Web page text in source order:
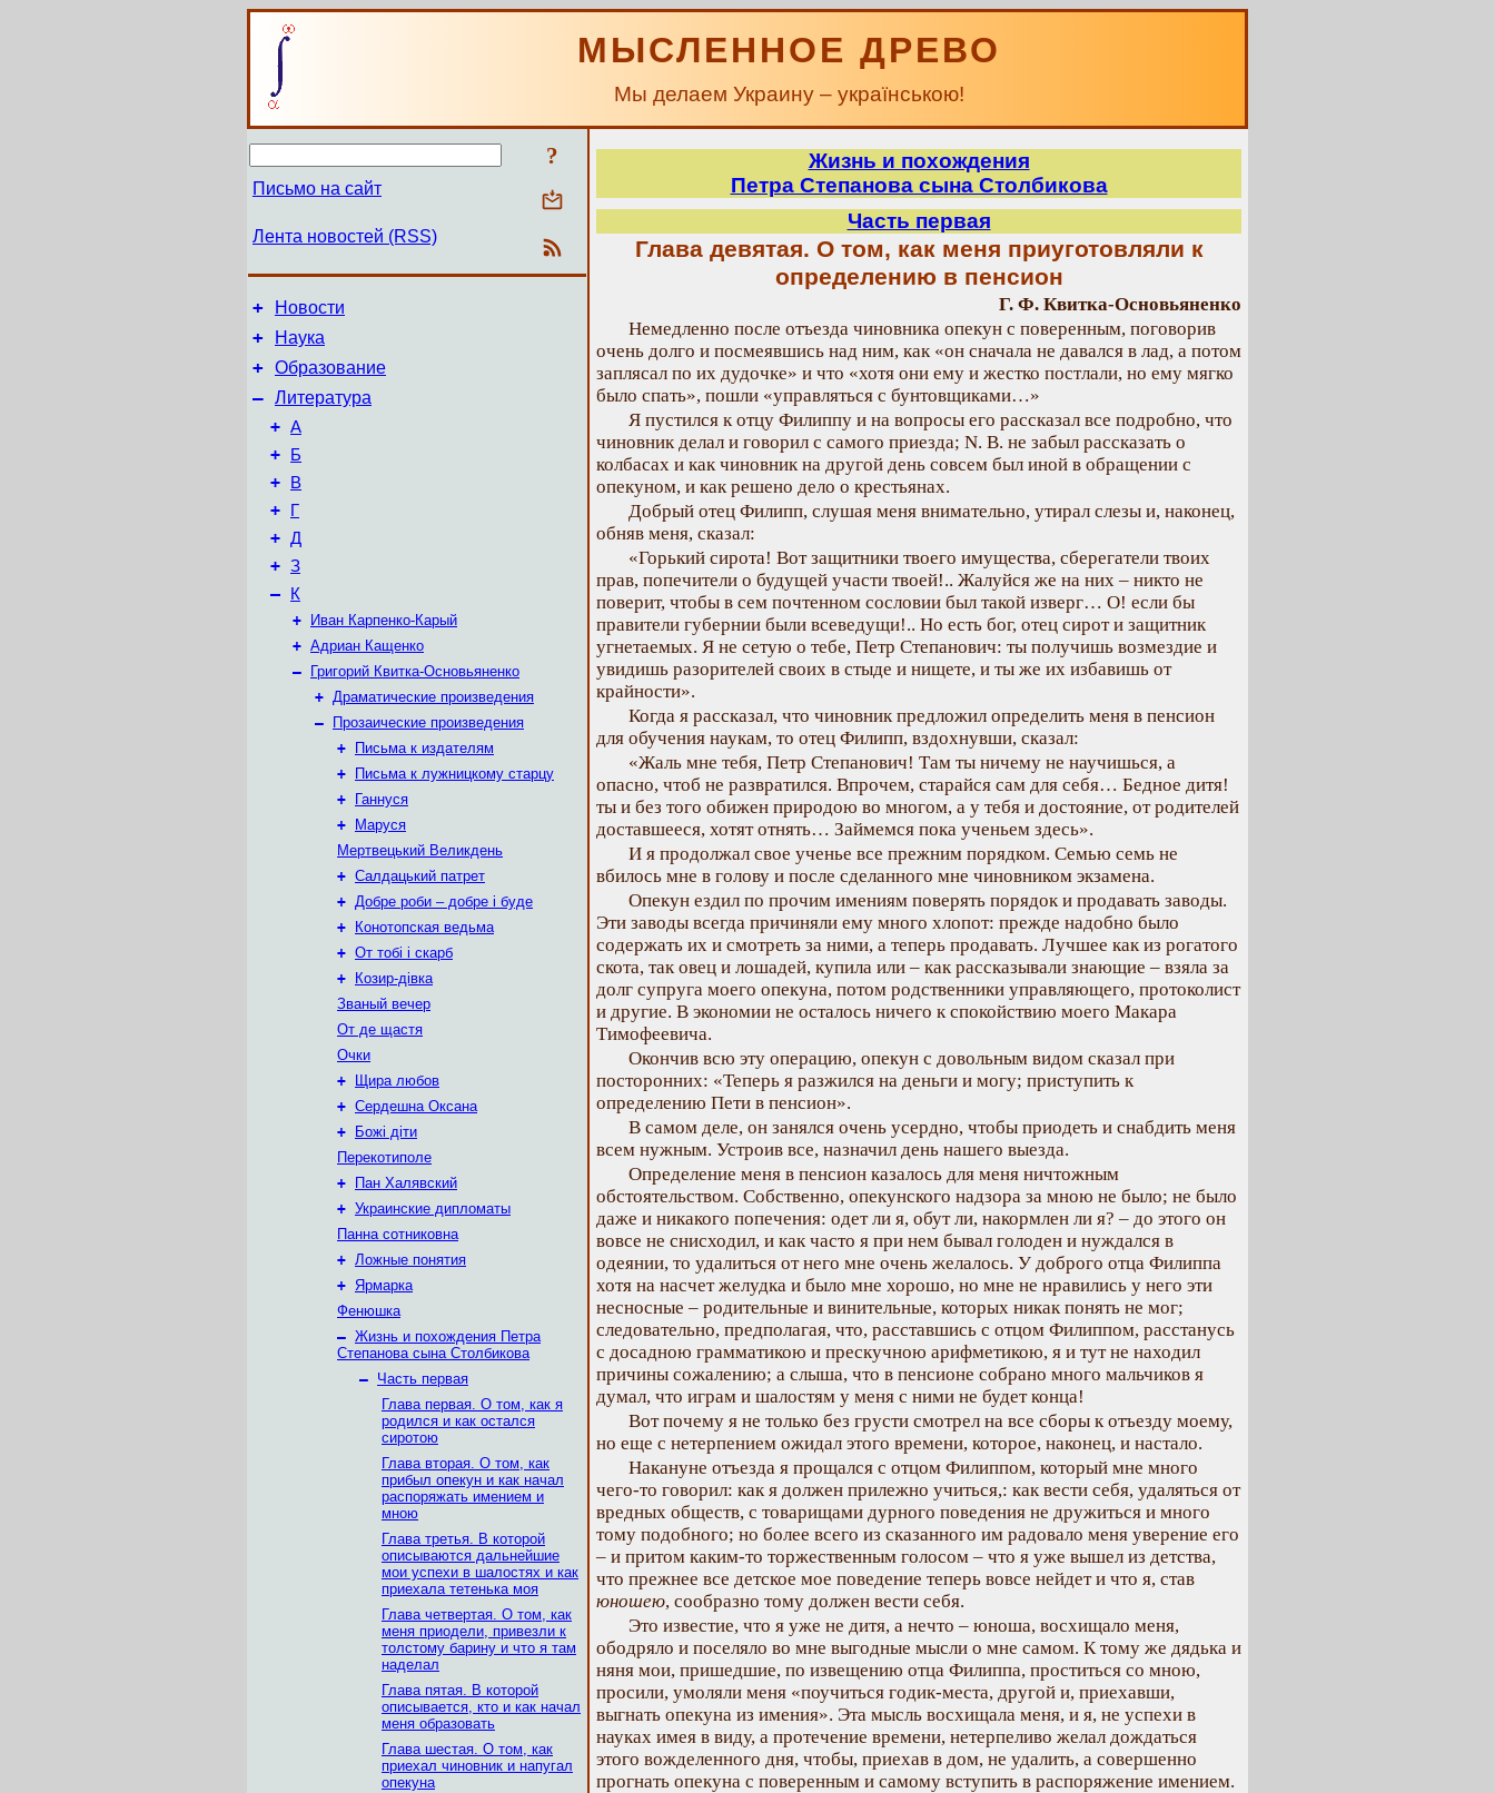
МЫСЛЕННОЕ ДРЕВО
Мы делаем Украину – українською!
?
Письмо на сайт
Лента новостей (RSS)
+ Новости
+ Наука
+ Образование
– Литература
+ А
+ Б
+ В
+ Г
+ Д
+ З
– К
+
Иван Карпенко-Карый
+ Адриан Кащенко
–
Григорий Квитка-Основьяненко
+ Драматические произведения
–
Прозаические произведения
+
Письма к издателям
+
Письма к лужницкому старцу
+
Ганнуся
+
Маруся
Мертвецький Великдень
+ Салдацький патрет
+ Добре роби – добре і буде
+
Конотопская ведьма
+ От тобі і скарб
+
Козир-дівка
Званый вечер
От де щастя
Очки
+
Щира любов
+ Сердешна Оксана
+
Божі діти
Перекотиполе
+
Пан Халявский
+ Украинские дипломаты
Панна сотниковна
+ Ложные понятия
+ Ярмарка
Фенюшка
– Жизнь и похождения Петра
Степанова сына Столбикова
– Часть первая
Глава первая. О том, как я
родился и как остался
сиротою
Глава вторая. О том, как
прибыл опекун и как начал
распоряжать имением и
мною
Глава третья. В которой
описываются дальнейшие
мои успехи в шалостях и как
приехала тетенька моя
Глава четвертая. О том, как
меня приодели, привезли к
толстому барину и что я там
наделал
Глава пятая. В которой
описывается, кто и как начал
меня образовать
Глава шестая. О том, как
приехал чиновник и напугал
опекуна
Жизнь и похождения
Петра Степанова сына Столбикова
Часть первая
Глава девятая. О том, как меня приуготовляли к
определению в пенсион
Г. Ф. Квитка-Основьяненко
Немедленно после отъезда чиновника опекун с поверенным, поговорив
очень долго и посмеявшись над ним, как «он сначала не давался в лад, а потом
заплясал по их дудочке» и что «хотя они ему и жестко постлали, но ему мягко
было спать», пошли «управляться с бунтовщиками…»
Я пустился к отцу Филиппу и на вопросы его рассказал все подробно, что
чиновник делал и говорил с самого приезда; N. В. не забыл рассказать о
колбасах и как чиновник на другой день совсем был иной в обращении с
опекуном, и как решено дело о крестьянах.
Добрый отец Филипп, слушая меня внимательно, утирал слезы и, наконец,
обняв меня, сказал:
«Горький сирота! Вот защитники твоего имущества, сберегатели твоих
прав, попечители о будущей участи твоей!.. Жалуйся же на них – никто не
поверит, чтобы в сем почтенном сословии был такой изверг… О! если бы
правители губернии были всеведущи!.. Но есть бог, отец сирот и защитник
угнетаемых. Я не сетую о тебе, Петр Степанович: ты получишь возмездие и
увидишь разорителей своих в стыде и нищете, и ты же их избавишь от
крайности».
Когда я рассказал, что чиновник предложил определить меня в пенсион
для обучения наукам, то отец Филипп, вздохнувши, сказал:
«Жаль мне тебя, Петр Степанович! Там ты ничему не научишься, а
опасно, чтоб не развратился. Впрочем, старайся сам для себя… Бедное дитя!
ты и без того обижен природою во многом, а у тебя и достояние, от родителей
доставшееся, хотят отнять… Займемся пока ученьем здесь».
И я продолжал свое ученье все прежним порядком. Семью семь не
вбилось мне в голову и после сделанного мне чиновником экзамена.
Опекун ездил по прочим имениям поверять порядок и продавать заводы.
Эти заводы всегда причиняли ему много хлопот: прежде надобно было
содержать их и смотреть за ними, а теперь продавать. Лучшее как из рогатого
скота, так овец и лошадей, купила или – как рассказывали знающие – взяла за
долг супруга моего опекуна, потом родственники управляющего, протоколист
и другие. В экономии не осталось ничего к спокойствию моего Макара
Тимофеевича.
Окончив всю эту операцию, опекун с довольным видом сказал при
посторонних: «Теперь я разжился на деньги и могу; приступить к
определению Пети в пенсион».
В самом деле, он занялся очень усердно, чтобы приодеть и снабдить меня
всем нужным. Устроив все, назначил день нашего выезда.
Определение меня в пенсион казалось для меня ничтожным
обстоятельством. Собственно, опекунского надзора за мною не было; не было
даже и никакого попечения: одет ли я, обут ли, накормлен ли я? – до этого он
вовсе не снисходил, и как часто я при нем бывал голоден и нуждался в
одеянии, то удалиться от него мне очень желалось. У доброго отца Филиппа
хотя на насчет желудка и было мне хорошо, но мне не нравились у него эти
несносные – родительные и винительные, которых никак понять не мог;
следовательно, предполагая, что, расставшись с отцом Филиппом, расстанусь
с досадною грамматикою и прескучною арифметикою, я и тут не находил
причины сожалению; а слыша, что в пенсионе собрано много мальчиков я
думал, что играм и шалостям у меня с ними не будет конца!
Вот почему я не только без грусти смотрел на все сборы к отъезду моему,
но еще с нетерпением ожидал этого времени, которое, наконец, и настало.
Накануне отъезда я прощался с отцом Филиппом, который мне много
чего-то говорил: как я должен прилежно учиться,: как вести себя, удаляться от
вредных обществ, с товарищами дурного поведения не дружиться и много
тому подобного; но более всего из сказанного им радовало меня уверение его
– и притом каким-то торжественным голосом – что я уже вышел из детства,
что прежнее все детское мое поведение теперь вовсе нейдет и что я, став
юношею, сообразно тому должен вести себя.
Это известие, что я уже не дитя, а нечто – юноша, восхищало меня,
ободряло и поселяло во мне выгодные мысли о мне самом. К тому же дядька и
няня мои, пришедшие, по извещению отца Филиппа, проститься со мною,
просили, умоляли меня «поучиться годик-места, другой и, приехавши,
выгнать опекуна из имения». Эта мысль восхищала меня, и я, не успехи в
науках имея в виду, а протечение времени, нетерпеливо желал дождаться
этого вожделенного дня, чтобы, приехав в дом, не удалить, а совершенно
прогнать опекуна с поверенным и самому вступить в распоряжение имением.